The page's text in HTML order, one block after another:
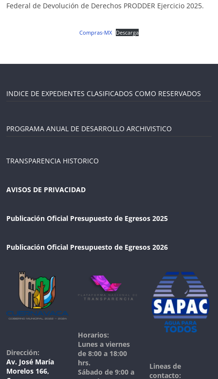
Federal de Devolución de Derechos PRODDER Ejercicio 2025.
Compras-MX Descarga
INDICE DE EXPEDIENTES CLASIFICADOS COMO RESERVADOS
PROGRAMA ANUAL DE DESARROLLO ARCHIVISTICO
TRANSPARENCIA HISTORICO
AVISOS DE PRIVACIDAD
Publicación Oficial Presupuesto de Egresos 2025
Publicación Oficial Presupuesto de Egresos 2026
Dirección:
Av. José María
Morelos 166,
Horarios:
Lunes a viernes
de 8:00 a 18:00
hrs.
Sábado de 9:00 a
Lineas de
contacto: